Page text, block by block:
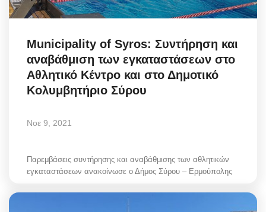
Municipality of Syros: Συντήρηση και
αναβάθμιση των εγκαταστάσεων στο
Αθλητικό Κέντρο και στο Δημοτικό
Κολυμβητήριο Σύρου
Νοε 9, 2021
Παρεμβάσεις συντήρησης και αναβάθμισης των αθλητικών
εγκαταστάσεων ανακοίνωσε ο Δήμος Σύρου – Ερμούπολης